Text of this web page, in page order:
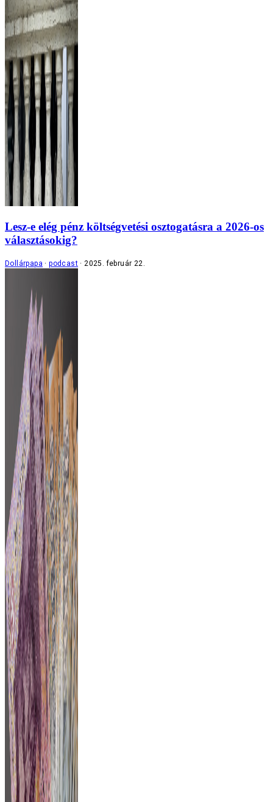
Lesz-e elég pénz költségvetési osztogatásra a 2026-os
választásokig?
Dollárpapa podcast 2025. február 22.